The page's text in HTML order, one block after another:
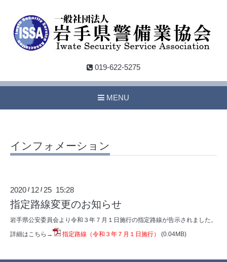
019-622-5275
MENU
インフォメーション
2020 / 12 / 25 15:28
指定路線変更のお知らせ
岩手県公安委員会より令和３年７月１日施行の指定路線が告示されました。
詳細はこちら→
指定路線（令和３年７月１日施行） (0.04MB)